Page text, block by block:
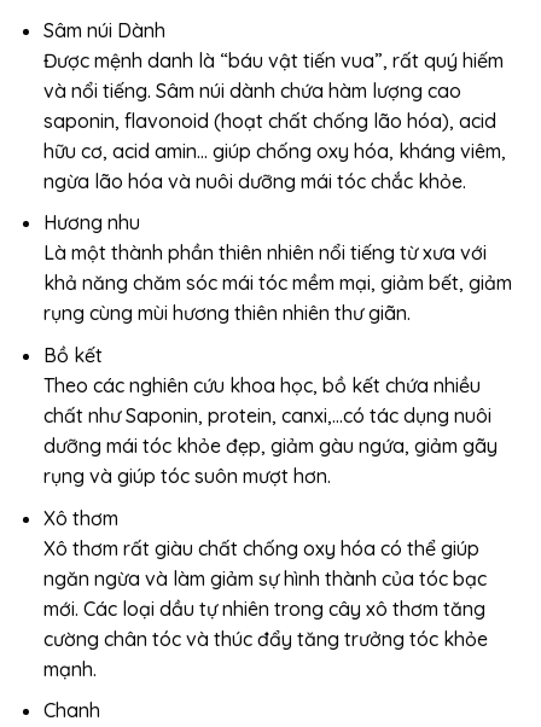
Sâm núi Dành
Được mệnh danh là “báu vật tiến vua”, rất quý hiếm
và nổi tiếng. Sâm núi dành chứa hàm lượng cao
saponin, flavonoid (hoạt chất chống lão hóa), acid
hữu cơ, acid amin… giúp chống oxy hóa, kháng viêm,
ngừa lão hóa và nuôi dưỡng mái tóc chắc khỏe.
Hương nhu
Là một thành phần thiên nhiên nổi tiếng từ xưa với
khả năng chăm sóc mái tóc mềm mại, giảm bết, giảm
rụng cùng mùi hương thiên nhiên thư giãn.
Bồ kết
Theo các nghiên cứu khoa học, bồ kết chứa nhiều
chất như Saponin, protein, canxi,…có tác dụng nuôi
dưỡng mái tóc khỏe đẹp, giảm gàu ngứa, giảm gãy
rụng và giúp tóc suôn mượt hơn.
Xô thơm
Xô thơm rất giàu chất chống oxy hóa có thể giúp
ngăn ngừa và làm giảm sự hình thành của tóc bạc
mới. Các loại dầu tự nhiên trong cây xô thơm tăng
cường chân tóc và thúc đẩy tăng trưởng tóc khỏe
mạnh.
Chanh